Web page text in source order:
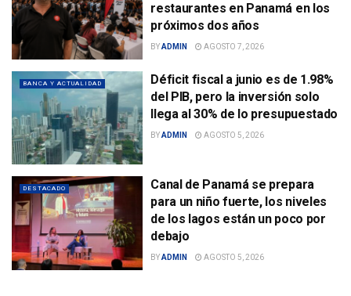
restaurantes en Panamá en los
próximos dos años
BYADMIN AGOSTO 7, 2026
BANCA Y ACTUALIDAD
Déficit fiscal a junio es de 1.98%
del PIB, pero la inversión solo
llega al 30% de lo presupuestado
BYADMIN AGOSTO 5, 2026
DESTACADO
Canal de Panamá se prepara
para un niño fuerte, los niveles
de los lagos están un poco por
debajo
BYADMIN AGOSTO 5, 2026